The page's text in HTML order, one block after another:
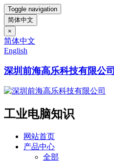
Toggle navigation
简体中文
×
简体中文
English
深圳前海高乐科技有限公司
工业电脑知识
网站首页
产品中心
全部